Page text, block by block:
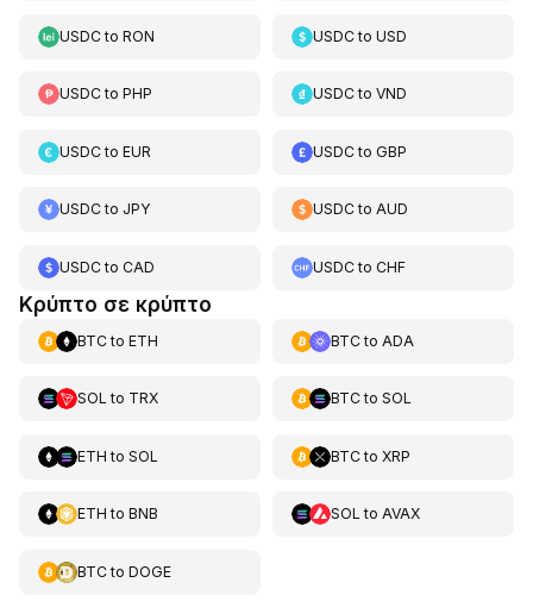
USDCto RON USDCtoUSD
USDCto PHP USDCtoVND
USDCto EUR USDCtoGBP
USDCto JPY USDCtoAUD
USDCto CAD USDCtoCHF
Κρύπτο σε κρύπτο
BTCto ETH BTCto ADA
SOL to TRX BTCto SOL
ETH to SOL BTCto XRP
ETH to BNB SOL to AVAX
BTCto DOGE